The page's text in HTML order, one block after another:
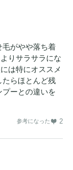
毛がやや落ち着
りサラサラにな
は特にオススメ
たらほとんど残
プーとの違いを
参考になった 2